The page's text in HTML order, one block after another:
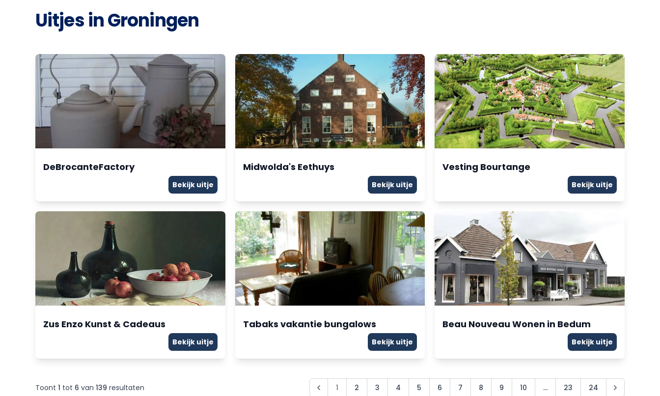
Uitjes in Groningen
DeBrocanteFactory
Bekijk uitje
Midwolda's Eethuys
Bekijk uitje
Vesting Bourtange
Bekijk uitje
Zus Enzo Kunst & Cadeaus
Bekijk uitje
Tabaks vakantie bungalows
Bekijk uitje
Beau Nouveau Wonen in Bedum
Bekijk uitje
Toont 1 tot 6 van 139 resultaten 1 2 3 4 5 6 7 8 9 10 ... 23 24